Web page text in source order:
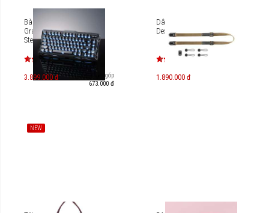
Bàn phím cơ Gaming
Gravastar Mercury K1 -
Stealth Black [GS-
K1_XTAL_BLK]
3.899.000 đ
Trả góp
673.000 đ
Dây đeo máy ảnh Peak
Design Leash
1.890.000 đ
NEW